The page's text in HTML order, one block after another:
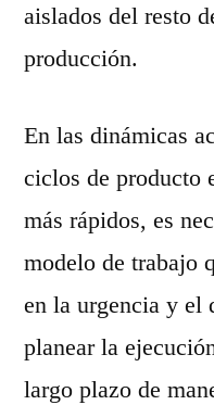
aislados del resto
producción.
En las dinámicas
ciclos de producto
más rápidos, es
modelo de trabajo
en la urgencia y el
planear la
largo plazo de